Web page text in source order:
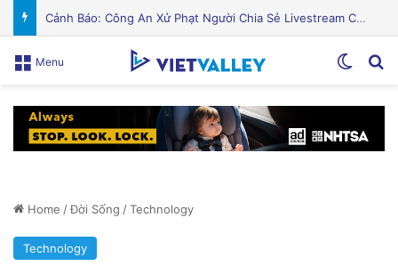
PGS.TS Hà Đình Đức: Di sản và Hành trình Cuộc đời của Nhà Khoa học Xuất sắc
Menu
Home /Đời Sống /Technology
Technology